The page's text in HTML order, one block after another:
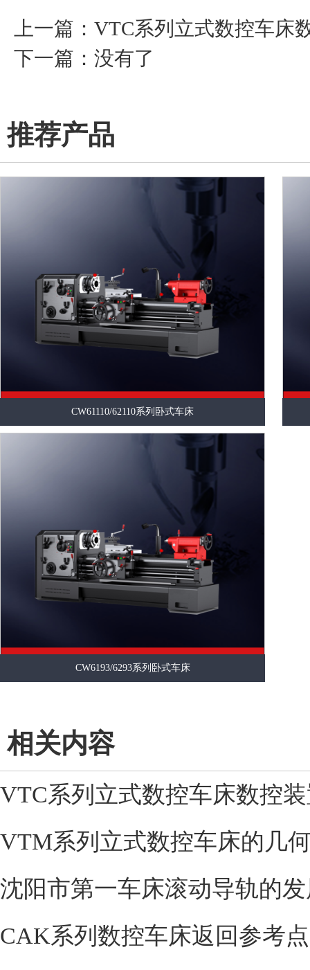
上一篇： VTC系列立式数控车床
下一篇：没有了
推荐产品
CW61110/62110系列卧式车床
CW6193/6293系列卧式车床
相关内容
VTC系列立式数控车床数控
VTM系列立式数控车床的几
沈阳市第一车床滚动导轨的
CAK系列数控车床返回参考